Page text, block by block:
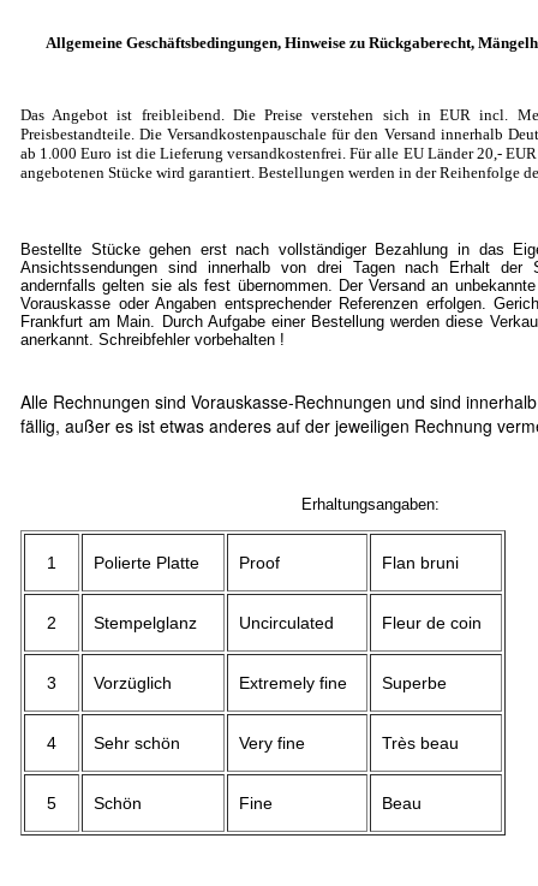
Allgemeine Geschäftsbedingungen, Hinweise zu Rückgaberecht,
Das Angebot ist freibleibend. Die Preise verstehen sich in EUR incl.
Preisbestandteile. Die Versandkostenpauschale für den Versand innerhalb
ab 1.000 Euro ist die Lieferung versandkostenfrei. Für alle EU Länder 20,-
angebotenen Stücke wird garantiert. Bestellungen werden in der Reihenfolge
Bestellte Stücke gehen erst nach vollständiger Bezahlung in das
Ansichtssendungen sind innerhalb von drei Tagen nach Erhalt der
andernfalls gelten sie als fest übernommen. Der Versand an
Vorauskasse oder Angaben entsprechender Referenzen erfolgen.
Frankfurt am Main. Durch Aufgabe einer Bestellung werden diese
anerkannt. Schreibfehler vorbehalten !
Alle Rechnungen sind Vorauskasse-Rechnungen und sind
fällig, außer es ist etwas anderes auf der jeweiligen Rechnung
Erhaltungsangaben:
1 Polierte Platte Proof Flan bruni
2 Stempelglanz Uncirculated Fleur de coin
3 Vorzüglich Extremely fine Superbe
4 Sehr schön Very fine Très beau
5 Schön Fine Beau